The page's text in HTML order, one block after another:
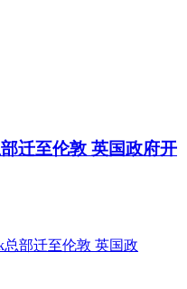
迁至伦敦 英国政府开